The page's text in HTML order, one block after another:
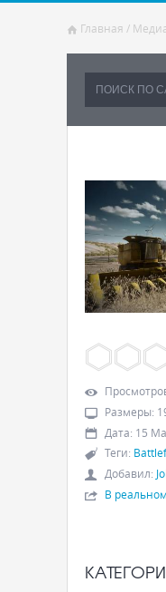
Главная /
Размеры:
Дата: 15
Теги:
Добавил:
В